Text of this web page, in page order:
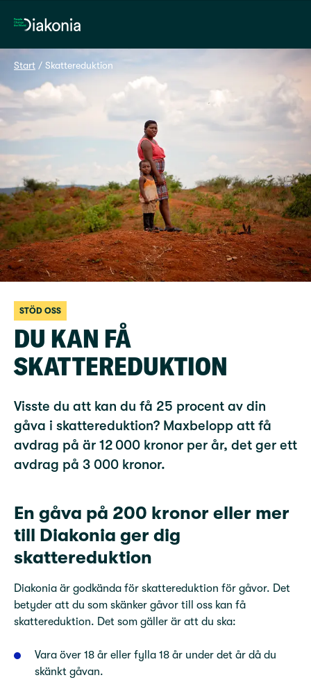
Hem
Start / Skattereduktion
STÖD OSS
DU KAN FÅ
SKATTEREDUKTION
Visste du att kan du få 25 procent av din
gåva i skattereduktion? Maxbelopp att få
avdrag på är 12 000 kronor per år, det ger ett
avdrag på 3 000 kronor.
En gåva på 200 kronor eller mer
till Diakonia ger dig
skattereduktion
Diakonia är godkända för skattereduktion för gåvor. Det
betyder att du som skänker gåvor till oss kan få
skattereduktion. Det som gäller är att du ska:
Vara över 18 år eller fylla 18 år under det år då du
skänkt gåvan.